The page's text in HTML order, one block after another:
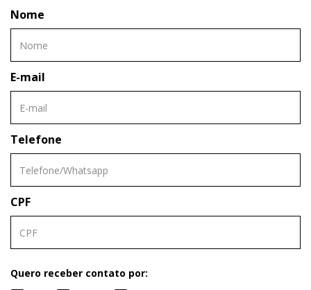
Nome
E-mail
Telefone
CPF
Quero receber contato por: